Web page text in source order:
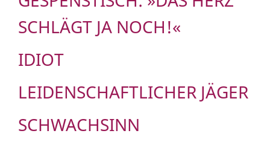
SCHLÄGT JA NOCH!«
IDIOT
LEIDENSCHAFTLICHER JÄGER
SCHWACHSINN